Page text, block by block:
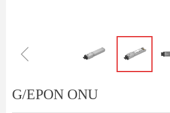
ꁆ
G/EPON ONU